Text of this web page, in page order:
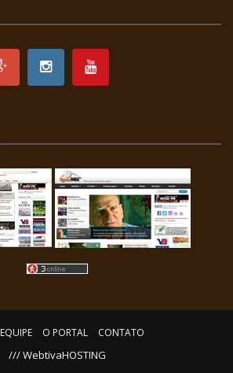
EQUIPE O PORTAL CONTATO
/// WebtivaHOSTING